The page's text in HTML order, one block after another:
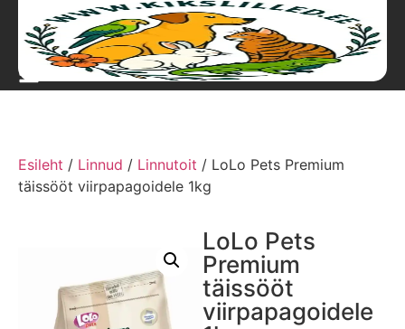
Esileht / Linnud / Linnutoit / LoLo Pets Premium
täissööt viirpapagoidele 1kg
LoLo Pets
Premium
täissööt
viirpapagoidele